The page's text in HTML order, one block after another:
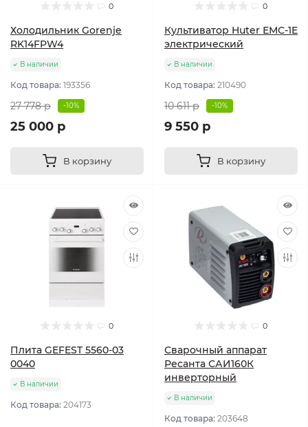
0
Холодильник Gorenje
RK14FPW4
В наличии
Код товара: 193356
27 778 р -10%
25 000 р
В корзину
0
Культиватор Huter ЕМС-1E
электрический
В наличии
Код товара: 210490
10 611 р -10%
9 550 р
В корзину
0
Плита GEFEST 5560-03
0040
В наличии
Код товара: 204173
0
Сварочный аппарат
Ресанта САИ160К
инверторный
В наличии
Код товара: 203648